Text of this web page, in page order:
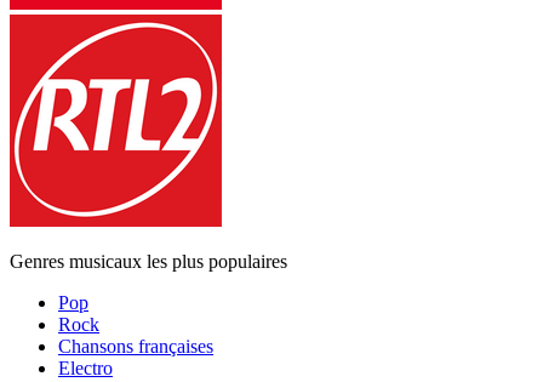
Genres musicaux les plus populaires
Pop
Rock
Chansons françaises
Electro